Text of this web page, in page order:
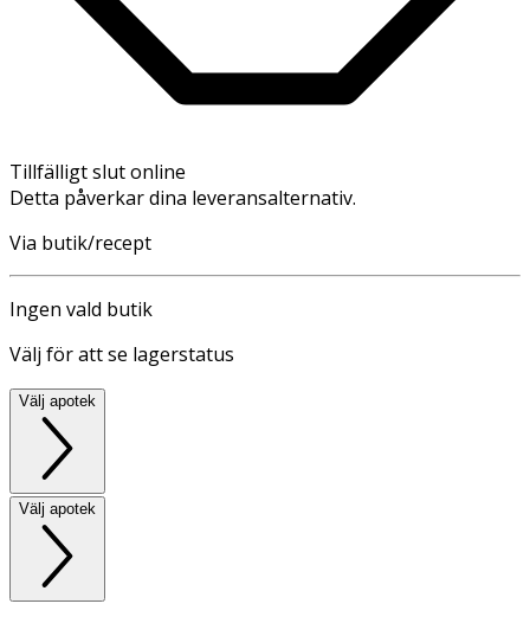
Tillfälligt slut online
Detta påverkar dina leveransalternativ.
Via butik/recept
Ingen vald butik
Välj för att se lagerstatus
Välj apotek
Välj apotek